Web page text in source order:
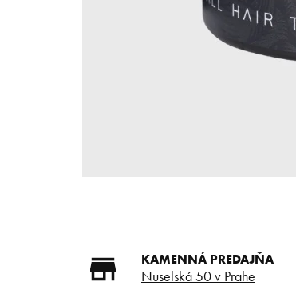
KAMENNÁ PREDAJŇA
Nuselská 50 v Prahe